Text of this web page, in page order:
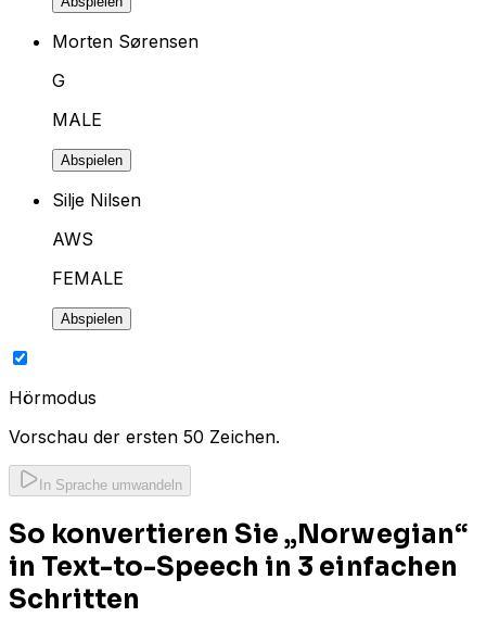
Morten Sørensen
G
MALE
Abspielen
Silje Nilsen
AWS
FEMALE
Abspielen
Hörmodus
Vorschau der ersten 50 Zeichen.
In Sprache umwandeln
So konvertieren Sie „Norwegian“
in Text-to-Speech in 3 einfachen
Schritten